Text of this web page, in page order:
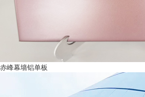
赤峰幕墙铝单板